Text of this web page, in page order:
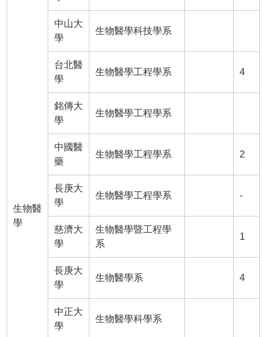
生物醫
學
中山大
學
生物醫學科技學系
台北醫
學
生物醫學工程學系 4
銘傳大
學
生物醫學工程學系
中國醫
藥
生物醫學工程學系 2
長庚大
學
生物醫學工程學系 -
慈濟大
學
生物醫學暨工程學
系
1
長庚大
學
生物醫學系 4
中正大
學
生物醫學科學系